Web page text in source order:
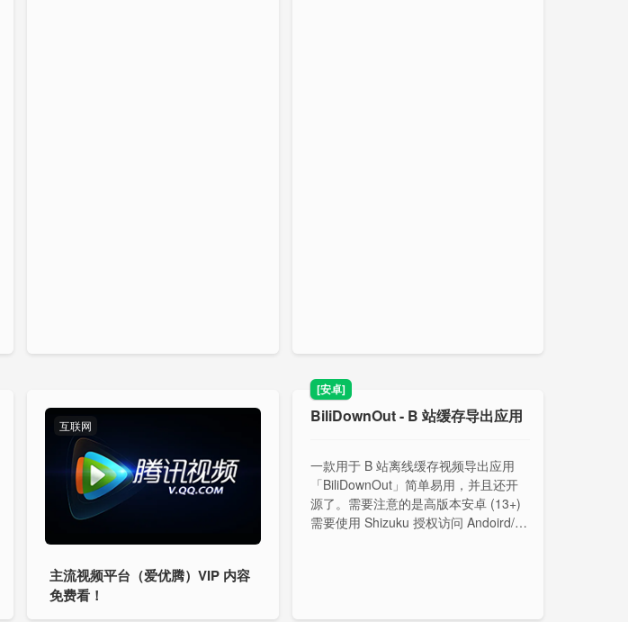
互联网
主流视频平台（爱优腾）VIP 内容
免费看！
[安卓]
BiliDownOut - B 站缓存导出应用
一款用于 B 站离线缓存视频导出应用
「BiliDownOut」简单易用，并且还开
源了。需要注意的是高版本安卓 (13+)
需要使用 Shizuku 授权访问 Andoird/da